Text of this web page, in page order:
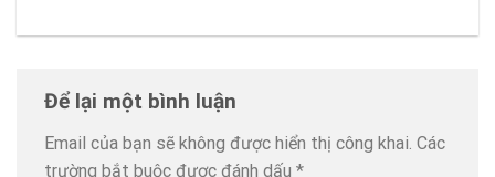
Để lại một bình luận
Email của bạn sẽ không được hiển thị công khai. Các
trường bắt buộc được đánh dấu *